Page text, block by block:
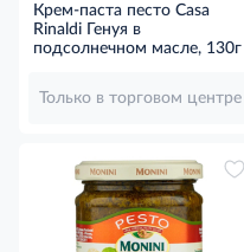
Крем-паста песто Casa
Rinaldi Генуя в
подсолнечном масле, 130г
Только в торговом центре